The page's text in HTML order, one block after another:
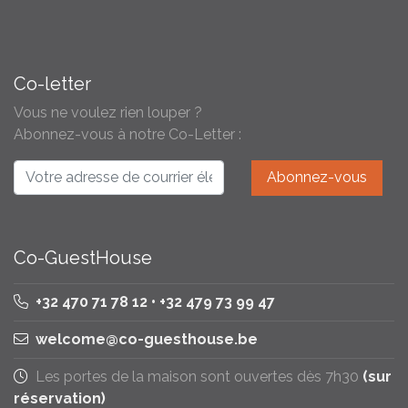
Co-letter
Vous ne voulez rien louper ?
Abonnez-vous à notre Co-Letter :
Co-GuestHouse
+32 470 71 78 12 • +32 479 73 99 47
welcome@co-guesthouse.be
Les portes de la maison sont ouvertes dès 7h30 (sur
réservation)